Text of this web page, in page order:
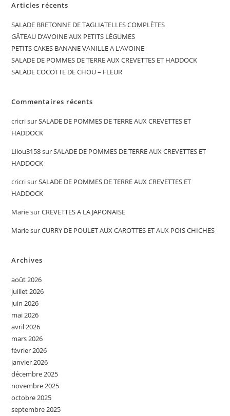
Articles récents
SALADE BRETONNE DE TAGLIATELLES COMPLÈTES
GÂTEAU D’AVOINE AUX PETITS LÉGUMES
PETITS CAKES BANANE VANILLE A L’AVOINE
SALADE DE POMMES DE TERRE AUX CREVETTES ET HADDOCK
SALADE COCOTTE DE CHOU – FLEUR
Commentaires récents
cricrisurSALADE DE POMMES DE TERRE AUX CREVETTES ET
HADDOCK
Lilou3158surSALADE DE POMMES DE TERRE AUX CREVETTES ET
HADDOCK
cricrisurSALADE DE POMMES DE TERRE AUX CREVETTES ET
HADDOCK
MariesurCREVETTES A LA JAPONAISE
MariesurCURRY DE POULET AUX CAROTTES ET AUX POIS CHICHES
Archives
août 2026
juillet 2026
juin 2026
mai 2026
avril 2026
mars 2026
février 2026
janvier 2026
décembre 2025
novembre 2025
octobre 2025
septembre 2025